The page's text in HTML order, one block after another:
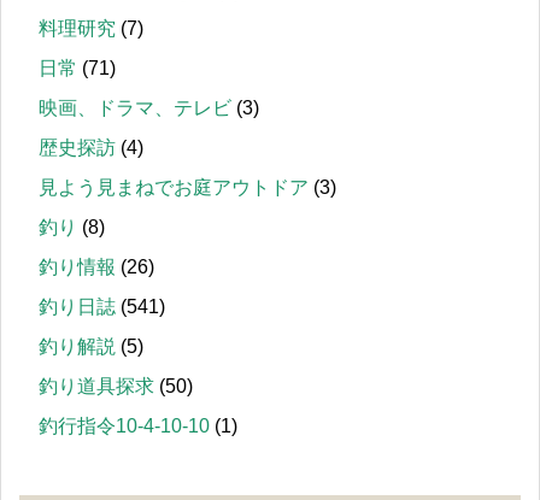
料理研究 (7)
日常 (71)
映画、ドラマ、テレビ (3)
歴史探訪 (4)
見よう見まねでお庭アウトドア (3)
釣り (8)
釣り情報 (26)
釣り日誌 (541)
釣り解説 (5)
釣り道具探求 (50)
釣行指令10-4-10-10 (1)